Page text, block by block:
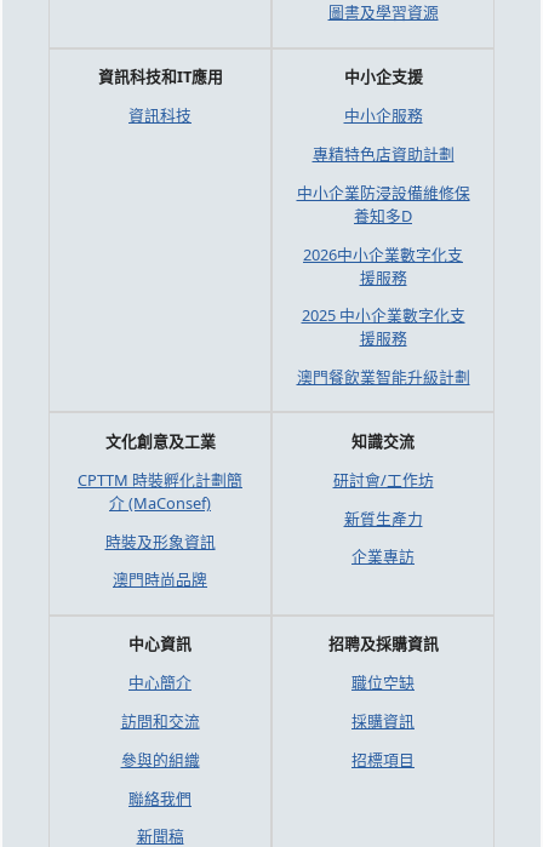
圖書及學習資源
資訊科技和IT應用
資訊科技
中小企支援
中小企服務
專精特色店資助計劃
中小企業防浸設備維修保
養知多D
2026中小企業數字化支
援服務
2025 中小企業數字化支
援服務
澳門餐飲業智能升級計劃
文化創意及工業
CPTTM 時裝孵化計劃簡
介 (MaConsef)
時裝及形象資訊
澳門時尚品牌
知識交流
研討會/工作坊
新質生產力
企業專訪
中心資訊
中心簡介
訪問和交流
參與的組織
聯絡我們
新聞稿
招聘及採購資訊
職位空缺
採購資訊
招標項目